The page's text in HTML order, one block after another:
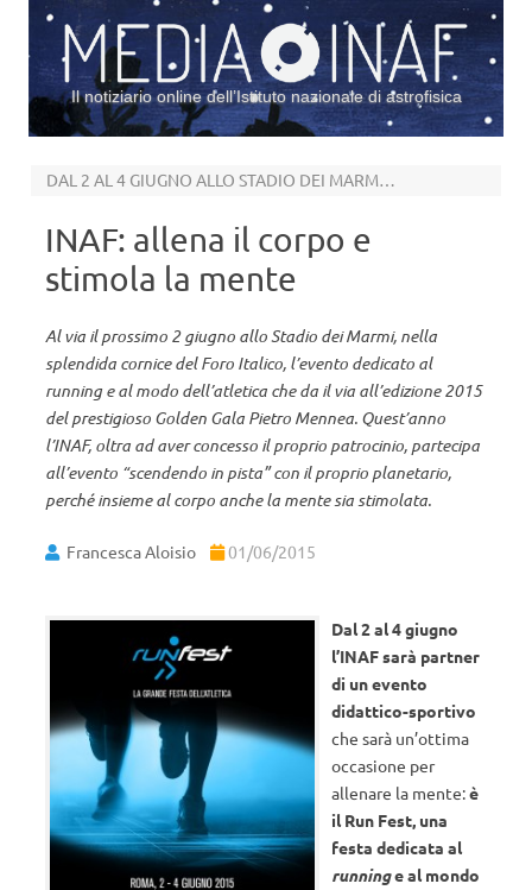
Il notiziario online dell’Istituto nazionale di astrofisica
DAL 2 AL 4 GIUGNO ALLO STADIO DEI MARMI DI ROMA
INAF: allena il corpo e
stimola la mente
Al via il prossimo 2 giugno allo Stadio dei Marmi, nella
splendida cornice del Foro Italico, l’evento dedicato al
running e al modo dell’atletica che da il via all’edizione 2015
del prestigioso Golden Gala Pietro Mennea. Quest’anno
l’INAF, oltra ad aver concesso il proprio patrocinio, partecipa
all’evento “scendendo in pista” con il proprio planetario,
perché insieme al corpo anche la mente sia stimolata.
Francesca Aloisio 01/06/2015
Dal 2 al 4 giugno
l’INAF sarà partner
di un evento
didattico-sportivo
che sarà un’ottima
occasione per
allenare la mente:è
il Run Fest, una
festa dedicata al
runninge al mondo